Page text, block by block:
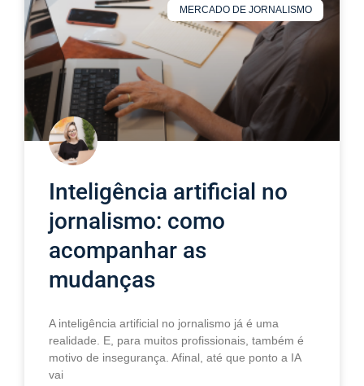
MERCADO DE JORNALISMO
Inteligência artificial no
jornalismo: como
acompanhar as
mudanças
A inteligência artificial no jornalismo já é uma
realidade. E, para muitos profissionais, também é
motivo de insegurança. Afinal, até que ponto a IA
vai